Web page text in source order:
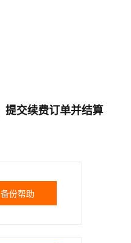
提交续费订单并结算
备份帮助